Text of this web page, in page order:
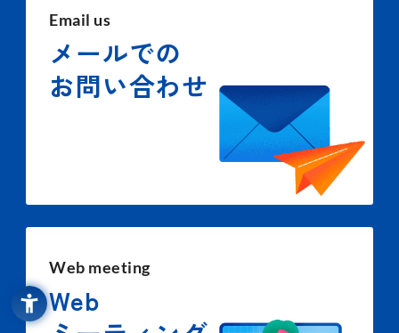
Email us
メールでの
お問い合わせ
Web meeting
Web